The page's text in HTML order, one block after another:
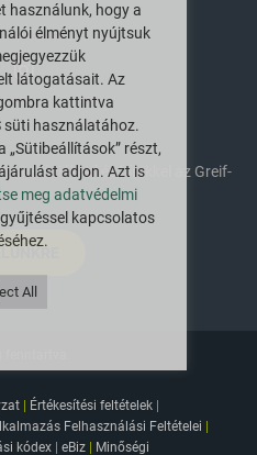
és hírekkel az Greif-
| Értékesítési feltételek |
Felhasználási Feltételei |
kódex | eBiz | Minőségi
használunk, hogy a
élményt nyújtsuk
látogatásait. Az
kattintva
süti használatához.
„Sütibeállítások” részt,
adjon. Azt is
meg adatvédelmi
kapcsolatos
All